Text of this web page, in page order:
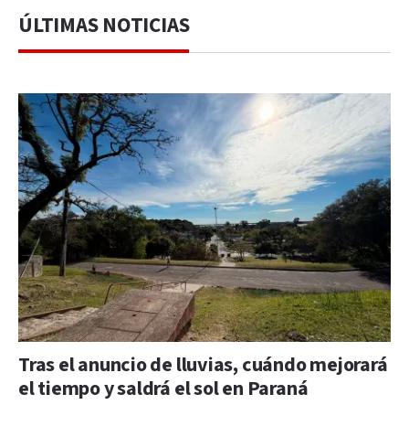
ÚLTIMAS NOTICIAS
Tras el anuncio de lluvias, cuándo mejorará
el tiempo y saldrá el sol en Paraná